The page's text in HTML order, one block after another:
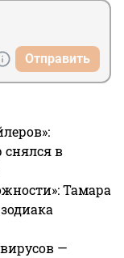
Отправить
снялся в
Тамара
—